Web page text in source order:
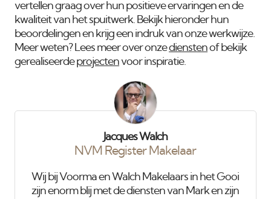
vertellen graag over hun positieve ervaringen en de
kwaliteit van het spuitwerk. Bekijk hieronder hun
beoordelingen en krijg een indruk van onze werkwijze.
Meer weten? Lees meer over onzedienstenof bekijk
gerealiseerdeprojectenvoor inspiratie.
Jacques Walch
NVM Register Makelaar
Wij bij Voorma en Walch Makelaars in het Gooi
zijn enorm blij met de diensten van Mark en zijn